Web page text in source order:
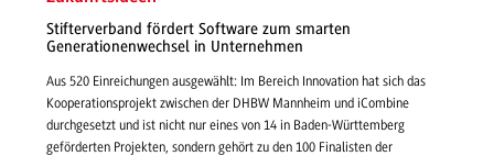
Stifterverband fördert Software zum smarten
Generationenwechsel in Unternehmen
Aus 520 Einreichungen ausgewählt: Im Bereich Innovation hat sich das
Kooperationsprojekt zwischen der DHBW Mannheim und iCombine
durchgesetzt und ist nicht nur eines von 14 in Baden-Württemberg
geförderten Projekten, sondern gehört zu den 100 Finalisten der